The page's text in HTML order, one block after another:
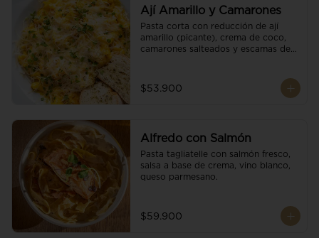
Ají Amarillo y Camarones
Pasta corta con reducción de ají
amarillo (picante), crema de coco,
camarones salteados y escamas de
$53.900
Alfredo con Salmón
Pasta tagliatelle con salmón fresco,
salsa a base de crema, vino blanco,
queso parmesano.
$59.900